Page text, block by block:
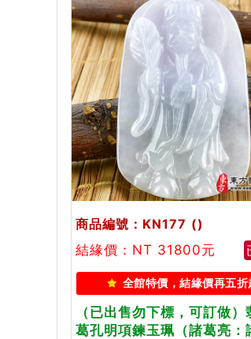
商品編號：KN177 ()
結緣價：NT 31800元
全館特價，結緣價再五折
（已出售勿下標，可訂做）
葛孔明項鍊玉珮（諸葛亮：